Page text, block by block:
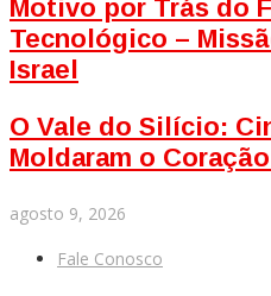
Motivo por Trás do
Tecnológico –
Israel
O Vale do Silício:
Moldaram o
agosto 9, 2026
Fale Conosco